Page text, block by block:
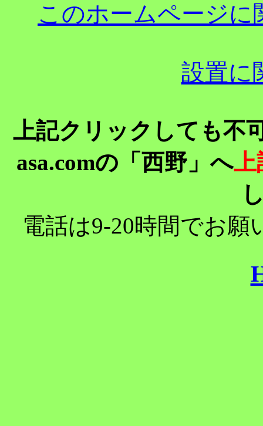
このホームページ
設置に
上記クリックしても不
asa.comの「西野」へ上
電話は9-20時間でお願